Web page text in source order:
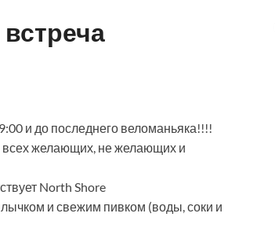
и до последнего веломаньяка!!!!
всех желающих, не желающих и
North Shore
и свежим пивком (воды, соки и